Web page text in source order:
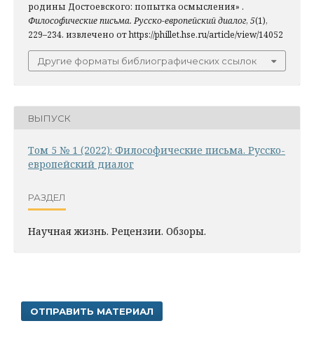
родины Достоевского: попытка осмысления» .
Философические письма. Русско-европейский диалог, 5(1),
229–234. извлечено от https://phillet.hse.ru/article/view/14052
Другие форматы библиографических ссылок
ВЫПУСК
Том 5 № 1 (2022): Философические письма. Русско-
европейский диалог
РАЗДЕЛ
Научная жизнь. Рецензии. Обзоры.
ОТПРАВИТЬ МАТЕРИАЛ